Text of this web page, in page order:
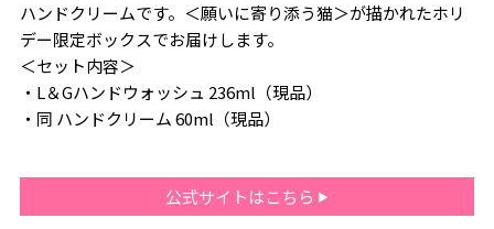
ハンドクリームです。＜願いに寄り添う猫＞が描かれたホリ
デー限定ボックスでお届けします。
＜セット内容＞
・L＆Gハンドウォッシュ 236ml（現品）
・同 ハンドクリーム 60ml（現品）
公式サイトはこちら